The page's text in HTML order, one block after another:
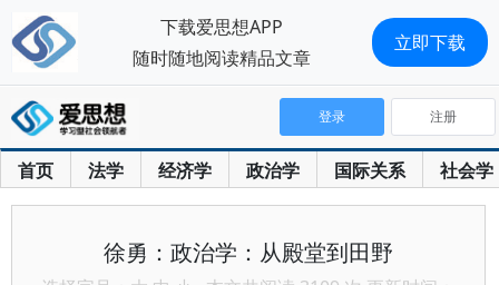
首页 法学 经济学 政治学 国际关系 社会学
登录 注册
徐勇：政治学：从殿堂到田野
下载爱思想APP
随时随地阅读精品文章
立即下载